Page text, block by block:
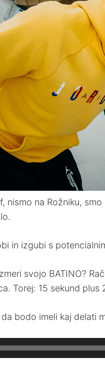
nismo na Rožniku,
in izgubi s
svojo BATINO?
Torej: 15 sekund
bodo imeli kaj delati